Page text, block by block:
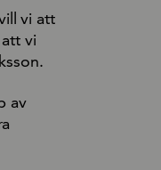
vi att
vi
av